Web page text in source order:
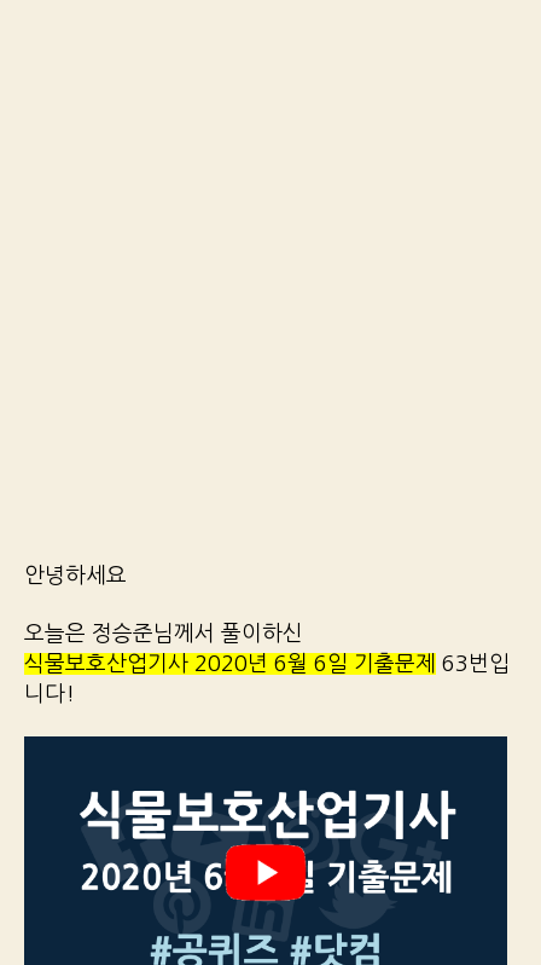
안녕하세요
오늘은 정승준님께서 풀이하신
식물보호산업기사 2020년 6월 6일 기출문제
63번입
니다!